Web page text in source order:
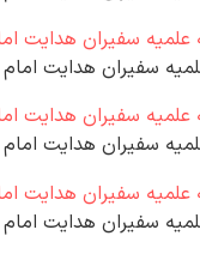
سفیران هدایت امام
سفیران هدایت امام
سفیران هدایت امام